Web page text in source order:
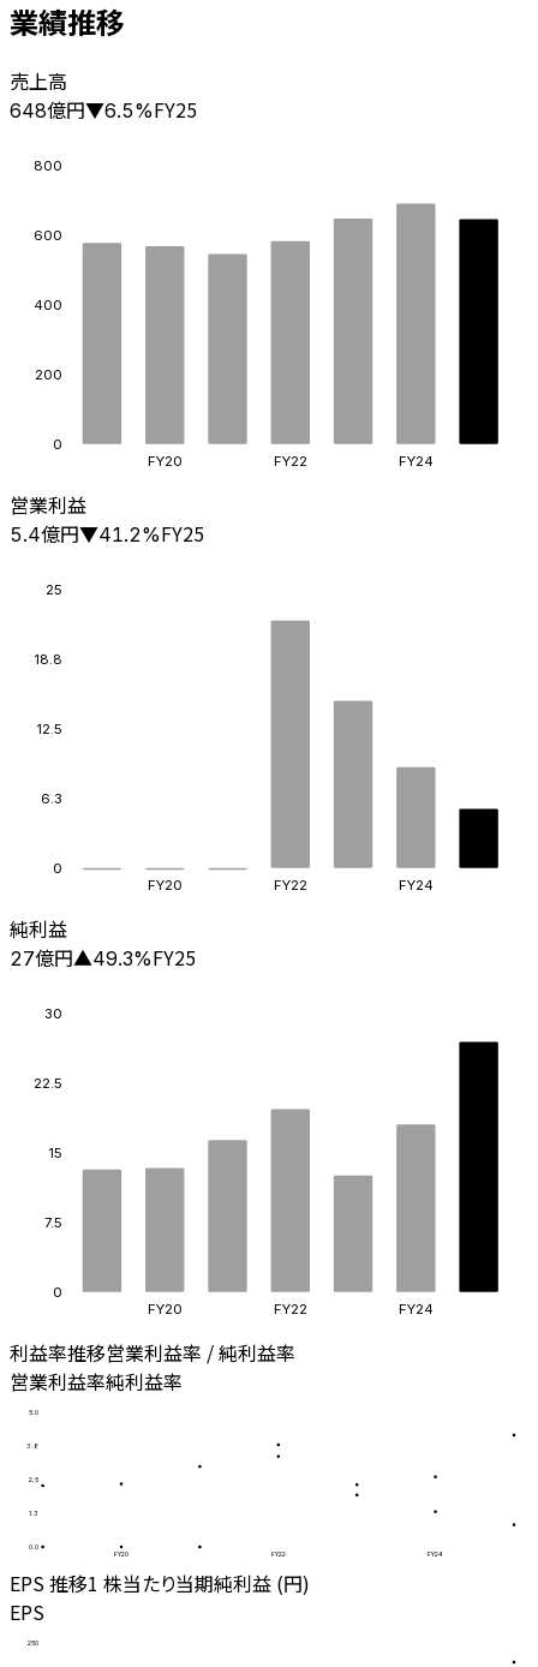
業績推移
売上高
648億円▼6.5%FY25
0
200
400
600
800
FY20 FY22 FY24
営業利益
5.4億円▼41.2%FY25
0
6.3
12.5
18.8
25
FY20 FY22 FY24
純利益
27億円▲49.3%FY25
0
7.5
15
22.5
30
FY20 FY22 FY24
利益率推移営業利益率 / 純利益率
営業利益率純利益率
0.0
1.3
2.5
3.8
5.0
FY20 FY22 FY24
EPS 推移1 株当たり当期純利益 (円)
EPS
250